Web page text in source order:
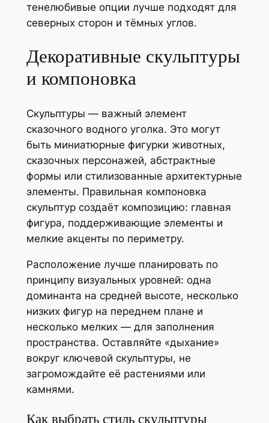
тенелюбивые опции лучше подходят для
северных сторон и тёмных углов.
Декоративные скульптуры
и компоновка
Скульптуры — важный элемент
сказочного водного уголка. Это могут
быть миниатюрные фигурки животных,
сказочных персонажей, абстрактные
формы или стилизованные архитектурные
элементы. Правильная компоновка
скульптур создаёт композицию: главная
фигура, поддерживающие элементы и
мелкие акценты по периметру.
Расположение лучше планировать по
принципу визуальных уровней: одна
доминанта на средней высоте, несколько
низких фигур на переднем плане и
несколько мелких — для заполнения
пространства. Оставляйте «дыхание»
вокруг ключевой скульптуры, не
загромождайте её растениями или
камнями.
Как выбрать стиль скульптуры